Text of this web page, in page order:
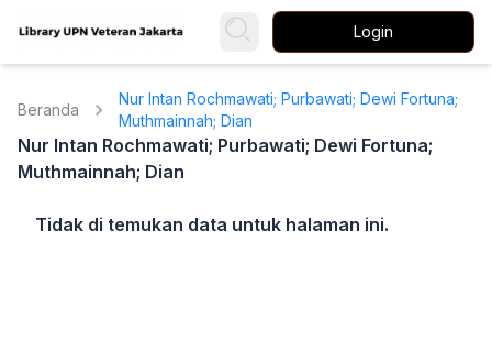
Login
Beranda
Nur Intan Rochmawati; Purbawati; Dewi Fortuna;
Muthmainnah; Dian
Nur Intan Rochmawati; Purbawati; Dewi Fortuna;
Muthmainnah; Dian
Tidak di temukan data untuk halaman ini.